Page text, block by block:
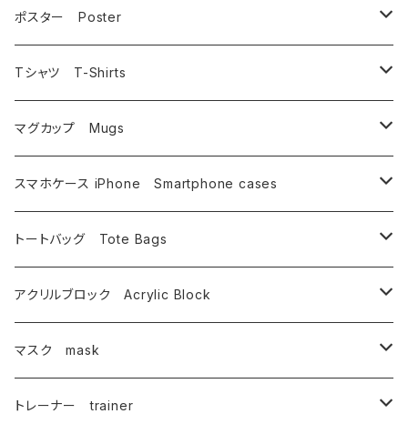
犬
うさぎ
鳥
イルカ・金魚
その他
ポスター Poster
相浦 裕
いけのよしこ
坂野 真子
タムチンキ王国
武藤満美子
Tシャツ T-Shirts
フルグラフィック昇華転写
相浦裕
唄西繭子
インクジェットプリント
相浦 裕
唄西繭子
マグカップ Mugs
相浦 裕
蟹江隆広
谷口由佳
とやまきこ
細川倫子
スマホケース iPhone Smartphone cases
相浦 裕
唄西繭子
トートバッグ Tote Bags
相浦 裕
唄西繭子
武藤満美子
アクリルブロック Acrylic Block
蟹江隆広
唄西繭子
マスク mask
相浦 裕
トレーナー trainer